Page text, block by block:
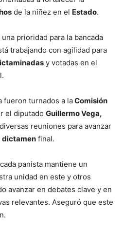
de la niñez en el Estado.
prioridad para la bancada
trabajando con agilidad para
y votadas en el
fueron turnados a laComisión
el diputado Guillermo Vega,
reuniones para avanzar
dictamen final.
panista mantiene un
unidad en este y otros
avanzar en debates clave y en
relevantes. Aseguró que este